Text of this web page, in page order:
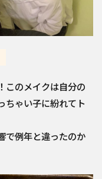
このメイクは自分の
ちゃい子に紛れてト
で例年と違ったのか